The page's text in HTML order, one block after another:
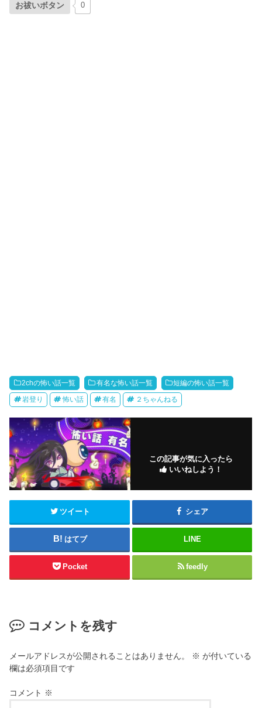
お祓いボタン 0
2chの怖い話一覧 有名な怖い話一覧 短編の怖い話一覧
岩登り 怖い話 有名 ２ちゃんねる
この記事が気に入ったら
いいねしよう！
ツイート シェア
はてブ LINE
Pocket feedly
コメントを残す
メールアドレスが公開されることはありません。 ※ が付いている
欄は必須項目です
コメント ※